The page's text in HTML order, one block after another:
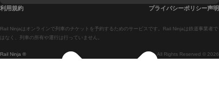
マドリードからセビリアまでの列車
マドリードからアリカンテまでの列車
Rail Ninja ® All Rights Reserved © 2026
Rail Ninjaはオンラインで列車のチケットを予約するためのサービスです。Rail Ninjaは鉄道事業者で
はなく、列車の所有や運行は行っていません。
利用規約 プライバシーポリシー声明